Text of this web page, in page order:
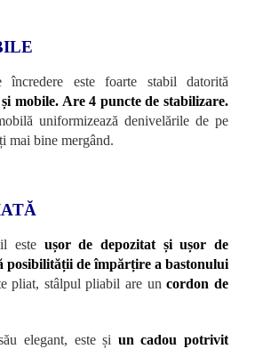
este foarte stabil datorită
mobile. Are 4 puncte de stabilizare.
uniformizează denivelările de pe
mai bine mergând.
este ușor de depozitat și ușor de
posibilității de împărțire a bastonului
pliat, stâlpul pliabil are uncordon de
elegant, este și un cadou potrivit